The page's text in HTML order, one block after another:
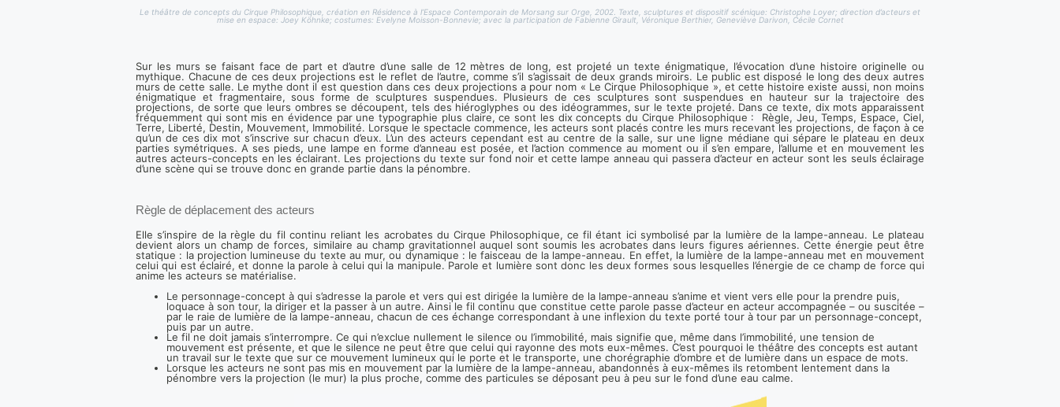
Le théâtre de concepts du Cirque Philosophique, création en Résidence à l’Espace Contemporain de Morsang sur Orge, 2002 Texte, sculptures et dispositif scénique: Christophe Loyer; direction d’acteurs et
mise en espace: Joey Köhnke; costumes: Evelyne Moisson-Bonnevie; avec la participation de Fabienne Girault, Véronique Berthier, Geneviève Darivon, Cécile Cornet
Sur les murs se faisant face de part et d’autre d’une salle de 12 mètres de long, est projeté un texte énigmatique, l’évocation d’une histoire originelle ou
mythique. Chacune de ces deux projections est le reflet de l’autre, comme s’il s’agissait de deux grands miroirs. Le public est disposé le long des deux autres
murs de cette salle. Le mythe dont il est question dans ces deux projections a pour nom « Le Cirque Philosophique », et cette histoire existe aussi, non moins
énigmatique et fragmentaire, sous forme de sculptures suspendues. Plusieurs de ces sculptures sont suspendues en hauteur sur la trajectoire des
projections, de sorte que leurs ombres se découpent, tels des hiéroglyphes ou des idéogrammes, sur le texte projeté. Dans ce texte, dix mots apparaissent
fréquemment qui sont mis en évidence par une typographie plus claire, ce sont les dix concepts du Cirque Philosophique : Règle, Jeu, Temps, Espace, Ciel,
Terre, Liberté, Destin, Mouvement, Immobilité. Lorsque le spectacle commence, les acteurs sont placés contre les murs recevant les projections, de façon à ce
qu’un de ces dix mot s’inscrive sur chacun d’eux. L’un des acteurs cependant est au centre de la salle, sur une ligne médiane qui sépare le plateau en deux
parties symétriques. A ses pieds, une lampe en forme d’anneau est posée, et l’action commence au moment ou il s’en empare, l’allume et en mouvement les
autres acteurs-concepts en les éclairant. Les projections du texte sur fond noir et cette lampe anneau qui passera d’acteur en acteur sont les seuls éclairage
d’une scène qui se trouve donc en grande partie dans la pénombre.
Règle de déplacement des acteurs
Elle s’inspire de la règle du fil continu reliant les acrobates du Cirque Philosophique, ce fil étant ici symbolisé par la lumière de la lampe-anneau. Le plateau
devient alors un champ de forces, similaire au champ gravitationnel auquel sont soumis les acrobates dans leurs figures aériennes. Cette énergie peut être
statique : la projection lumineuse du texte au mur, ou dynamique : le faisceau de la lampe-anneau. En effet, la lumière de la lampe-anneau met en mouvement
celui qui est éclairé, et donne la parole à celui qui la manipule. Parole et lumière sont donc les deux formes sous lesquelles l’énergie de ce champ de force qui
anime les acteurs se matérialise.
Le personnage-concept à qui s’adresse la parole et vers qui est dirigée la lumière de la lampe-anneau s’anime et vient vers elle pour la prendre puis,
loquace à son tour, la diriger et la passer à un autre. Ainsi le fil continu que constitue cette parole passe d’acteur en acteur accompagnée – ou suscitée –
par le raie de lumière de la lampe-anneau, chacun de ces échange correspondant à une inflexion du texte porté tour à tour par un personnage-concept,
puis par un autre.
Le fil ne doit jamais s’interrompre. Ce qui n’exclue nullement le silence ou l’immobilité, mais signifie que, même dans l’immobilité, une tension de
mouvement est présente, et que le silence ne peut être que celui qui rayonne des mots eux-mêmes. C’est pourquoi le théâtre des concepts est autant
un travail sur le texte que sur ce mouvement lumineux qui le porte et le transporte, une chorégraphie d’ombre et de lumière dans un espace de mots.
Lorsque les acteurs ne sont pas mis en mouvement par la lumière de la lampe-anneau, abandonnés à eux-mêmes ils retombent lentement dans la
pénombre vers la projection (le mur) la plus proche, comme des particules se déposant peu à peu sur le fond d’une eau calme.